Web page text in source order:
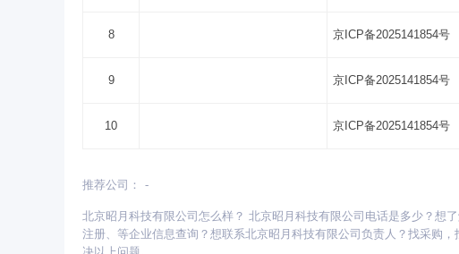
8 京ICP备2025141854号
9 京ICP备2025141854号
10 京ICP备2025141854号
推荐公司： -
更多省份： 安徽 北京 重庆 福建 甘肃 广东 广西 贵州 海
青海
山东 陕西 山西 上海 四川 天津 新疆 西
北京昭月科技有限公司怎么样？ 北京昭月科技有限公司电话是多少？想
注册、等企业信息查询？想联系北京昭月科技有限公司负责人？找采购